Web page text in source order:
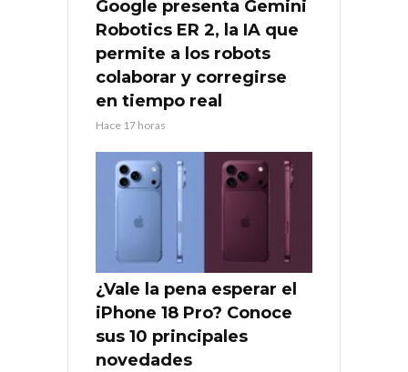
Google presenta Gemini
Robotics ER 2, la IA que
permite a los robots
colaborar y corregirse
en tiempo real
Hace 17 horas
¿Vale la pena esperar el
iPhone 18 Pro? Conoce
sus 10 principales
novedades